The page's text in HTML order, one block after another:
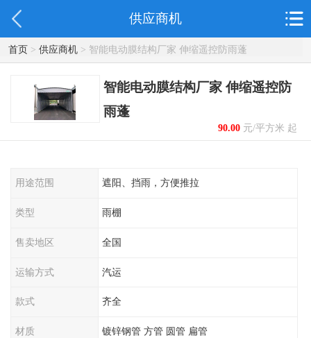
供应商机
首页> 供应商机> 智能电动膜结构厂家 伸缩遥控防雨蓬
智能电动膜结构厂家 伸缩遥控防
雨蓬
90.00元/平方米 起
用途范围 遮阳、挡雨，方便推拉
类型 雨棚
售卖地区 全国
运输方式 汽运
款式 齐全
材质 镀锌钢管 方管 圆管 扁管